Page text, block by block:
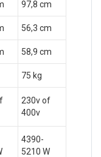
97,8 cm
56,3 cm
58,9 cm
75 kg
230v of
400v
4390-
5210 W